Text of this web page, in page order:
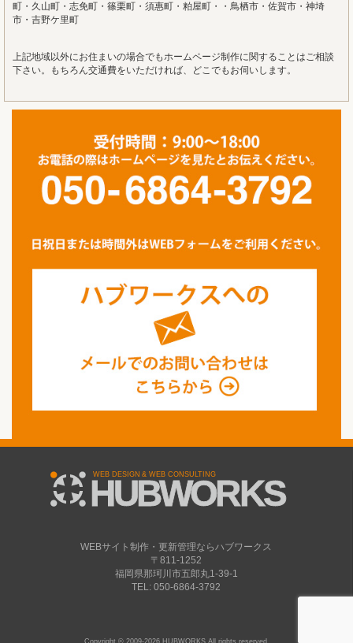
町・久山町・志免町・篠栗町・須惠町・粕屋町・・鳥栖市・佐賀市・神埼
市・吉野ケ里町
上記地域以外にお住まいの場合でもホームページ制作に関することはご相談
下さい。もちろん交通費をいただければ、どこでもお伺いします。
WEBサイト制作・更新管理ならハブワークス
〒811-1252
福岡県那珂川市五郎丸1-39-1
TEL: 050-6864-3792